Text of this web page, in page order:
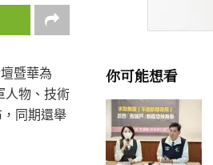
暨華為
人物、技術
同期還舉
你可能想看